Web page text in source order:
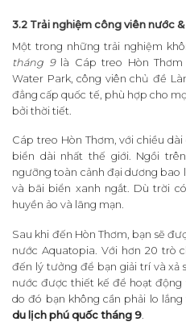
3.2 Trải nghiệm công viên nước
Một trong những trải nghiệm
tháng 9là Cáp treo Hòn Thơm
Water Park, công viên chủ đề
đẳng cấp quốc tế, phù hợp cho
bởi thời tiết.
Cáp treo Hòn Thơm, với chiều
biển dài nhất thế giới. Ngồi
ngưỡng toàn cảnh đại dương
và bãi biển xanh ngắt. Dù trời
huyền ảo và lãng mạn.
Sau khi đến Hòn Thơm, bạn sẽ
nước Aquatopia. Với hơn 20 trò
đến lý tưởng để bạn giải trí và xả
nước được thiết kế để hoạt
do đó bạn không cần phải lo
du lịch phú quốc tháng 9.